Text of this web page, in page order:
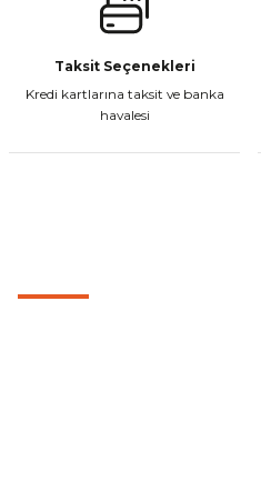
Taksit Seçenekleri
Kredi kartlarına taksit ve banka
havalesi